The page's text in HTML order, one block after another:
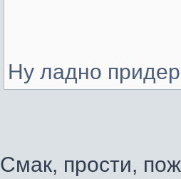
Ну ладно
Смак, прости,